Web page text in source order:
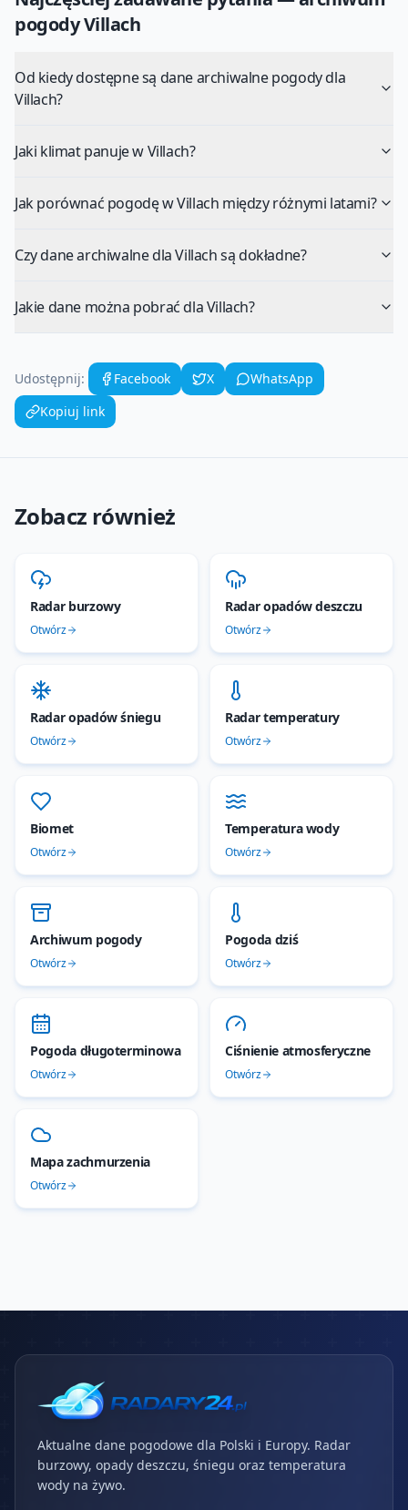
pogodyVillach
Od kiedy dostępne są dane archiwalne pogody dla
Villach?
Jaki klimat panuje w Villach?
Jak porównać pogodę w Villach między różnymi latami?
Czy dane archiwalne dla Villach są dokładne?
Jakie dane można pobrać dla Villach?
Udostępnij: Facebook X
WhatsApp
Kopiuj link
Zobacz również
Radar burzowy
Otwórz
Radar opadów deszczu
Otwórz
Radar opadów śniegu
Otwórz
Radar temperatury
Otwórz
Biomet
Otwórz
Temperatura wody
Otwórz
Archiwum pogody
Otwórz
Pogoda dziś
Otwórz
Pogoda długoterminowa
Otwórz
Ciśnienie atmosferyczne
Otwórz
Mapa zachmurzenia
Otwórz
Aktualne dane pogodowe dla Polski i Europy. Radar
burzowy, opady deszczu, śniegu oraz temperatura
wody na żywo.